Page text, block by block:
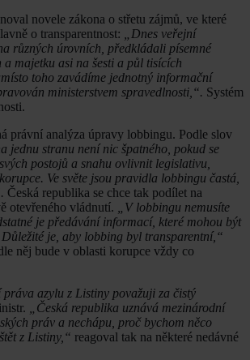
novele zákona o střetu zájmů, ve které
o transparentnost:
„Dnes veřejní
různých úrovních, předkládali písemné
majetku asi na šesti a půl tisících
toho zavádíme jednotný informační
ministerstvem spravedlnosti,“. Systém
právní analýza úpravy lobbingu. Podle slov
jednu stranu není nic špatného, pokud se
postojů a snahu ovlivnit legislativu,
Ve světe jsou pravidla lobbingu častá,
Česká republika se chce tak podílet na
otevřeného vládnutí.
„V lobbingu nemusíte
je předávání informací, které mohou být
Důležité je, aby lobbing byl transparentní,“
něj bude v oblasti korupce vždy co
práva azylu z Listiny považuji za čistý
„Česká republika uznává mezinárodní
práv a nechápu, proč bychom něco
z Listiny,“ reagoval tak na některé nedávné